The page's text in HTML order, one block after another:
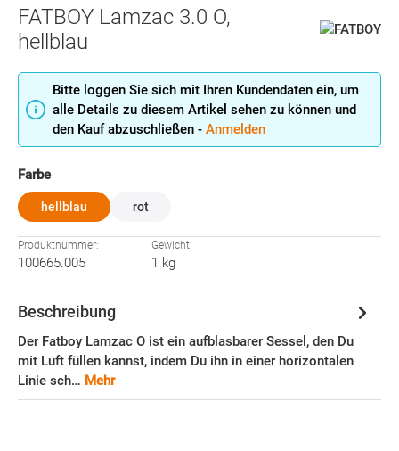
FATBOY Lamzac 3.0 O,
hellblau
Bitte loggen Sie sich mit Ihren Kundendaten ein, um
alle Details zu diesem Artikel sehen zu können und
den Kauf abzuschließen - Anmelden
Farbeauswählen
hellblau rot
Produktnummer:
100665.005
Gewicht:
1 kg
Beschreibung
Der Fatboy Lamzac O ist ein aufblasbarer Sessel, den Du
mit Luft füllen kannst, indem Du ihn in einer horizontalen
Linie sch… Mehr